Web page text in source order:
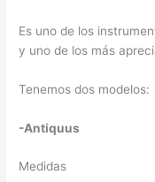
Es uno de los
y uno de los más
Tenemos dos modelos:
-Antiquus
Medidas